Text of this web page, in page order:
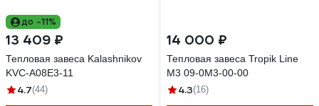
до -11%
13 409 ₽
Тепловая завеса Kalashnikov
KVC-A08E3-11
4.7(44)
14 000 ₽
Тепловая завеса Tropik Line
М3 09-0M3-00-00
4.3(16)